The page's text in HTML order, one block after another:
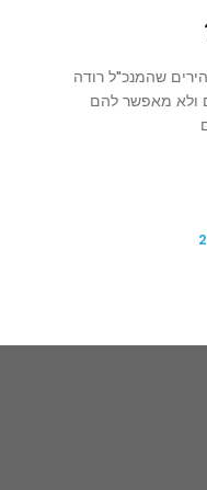
שהמנכ"ל רודה
ולא מאפשר להם
2